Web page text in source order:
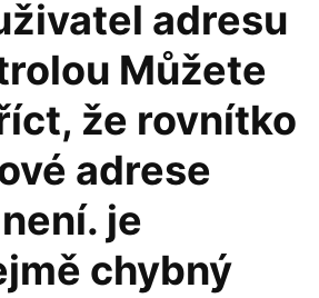
adresu
Můžete
že rovnítko
adrese
je
chybný